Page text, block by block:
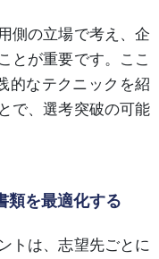
側の立場で考え、企
とが重要です。ここ
的なテクニックを紹
で、選考突破の可能
類を最適化する
トは、志望先ごとに